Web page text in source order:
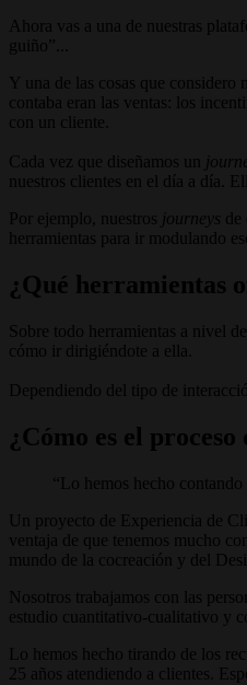
Ahora vas a una de nuestras
guiño”...
Y una de las cosas que
contaba eran las ventas: los
con un cliente.
Cada vez que diseñamos un
nuestros clientes en el día a día.
Por ejemplo, nuestros journeys de
herramientas para ir modulando
¿Qué herramientas
Sobre todo herramientas a nivel
cómo ir dirigiéndote a ella.
Dependiendo del tipo de
¿Cómo es el
Lo hemos hecho
Un proyecto de Experiencia de
ventaja de que tenemos mucho
mundo de la cocreación y del
Nosotros trabajamos con las
estudio cuantitativo-cualitativo y
Lo hemos hecho tirando de los
25 años atendiendo a clientes.